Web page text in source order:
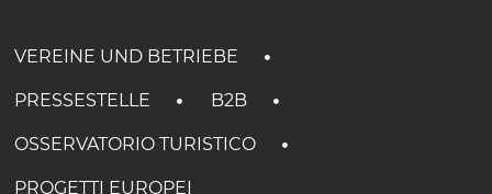
VEREINE UND BETRIEBE
PRESSESTELLE B2B
OSSERVATORIO TURISTICO
PROGETTI EUROPEI